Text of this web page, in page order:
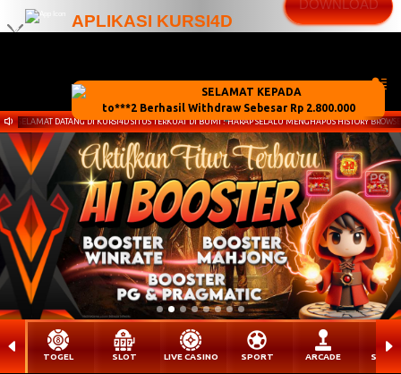
APLIKASI KURSI4D
DOWNLOAD
x
SELAMAT DATANG DI KURSI4D SITUS TERKUAT DI BUMI ! HARAP SELALU MENGHAPUS HISTORY
TOGEL SLOT LIVE CASINO SPORT ARCADE